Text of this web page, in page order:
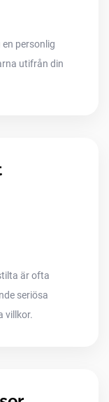
personlig
utifrån din
är ofta
seriösa
villkor.